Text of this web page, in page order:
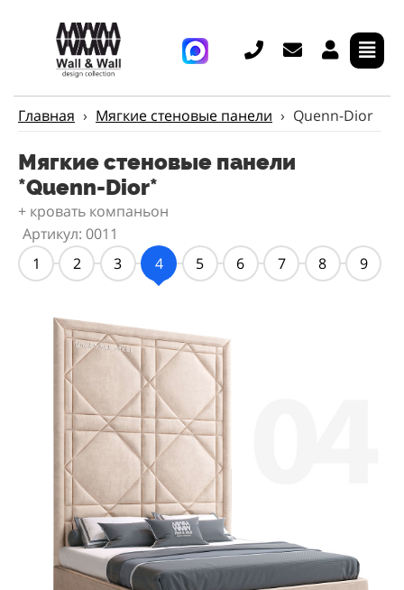
Главная › Мягкие стеновые панели › Quenn-Dior
Мягкие стеновые панели
*Quenn-Dior*
+ кровать компаньон
Артикул: 0011
1
2 3 4 5 6 7 8 9